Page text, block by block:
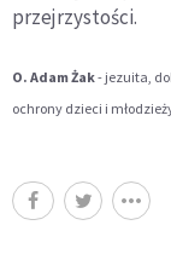
przejrzystości.
O. Adam Żak- jezuita,
ochrony dzieci i